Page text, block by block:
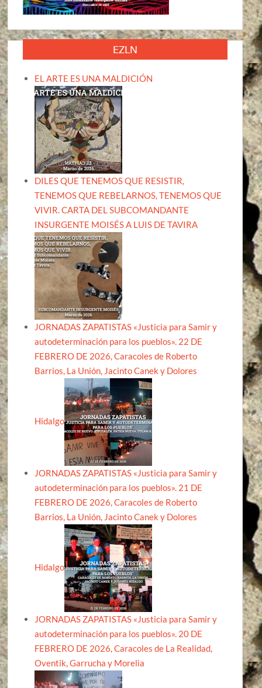
EZLN
EL ARTE ES UNA MALDICIÓN
DILES QUE TENEMOS QUE RESISTIR,
TENEMOS QUE REBELARNOS, TENEMOS QUE
VIVIR. CARTA DEL SUBCOMANDANTE
INSURGENTE MOISÉS A LUIS DE TAVIRA
JORNADAS ZAPATISTAS «Justicia para Samir y
autodeterminación para los pueblos». 22 DE
FEBRERO DE 2026, Caracoles de Roberto
Barrios, La Unión, Jacinto Canek y Dolores
Hidalgo
JORNADAS ZAPATISTAS «Justicia para Samir y
autodeterminación para los pueblos». 21 DE
FEBRERO DE 2026, Caracoles de Roberto
Barrios, La Unión, Jacinto Canek y Dolores
Hidalgo
JORNADAS ZAPATISTAS «Justicia para Samir y
autodeterminación para los pueblos». 20 DE
FEBRERO DE 2026, Caracoles de La Realidad,
Oventik, Garrucha y Morelia